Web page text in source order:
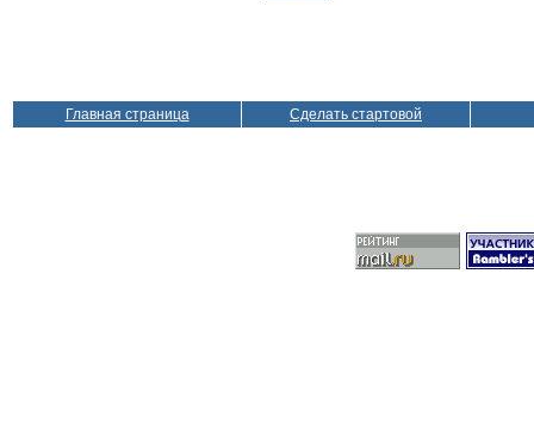
Главная страница Сделать стартовой